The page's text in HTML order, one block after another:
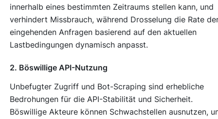
innerhalb eines bestimmten Zeitraums stellen kann, und
verhindert Missbrauch, während Drosselung die Rate
eingehenden Anfragen basierend auf den aktuellen
Lastbedingungen dynamisch anpasst.
2. Böswillige API-Nutzung
Unbefugter Zugriff und Bot-Scraping sind erhebliche
Bedrohungen für die API-Stabilität und Sicherheit.
Böswillige Akteure können Schwachstellen ausnutzen,